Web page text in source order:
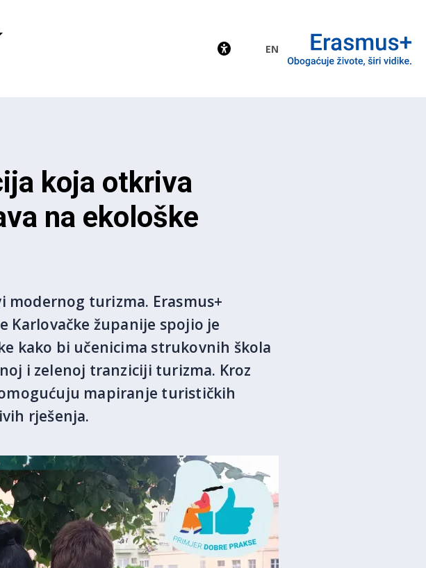
EU
EN
koja otkriva
na ekološke
modernog turizma. Erasmus+
Karlovačke županije spojio je
kako bi učenicima strukovnih škola
i zelenoj tranziciji turizma. Kroz
mapiranje turističkih
rješenja.